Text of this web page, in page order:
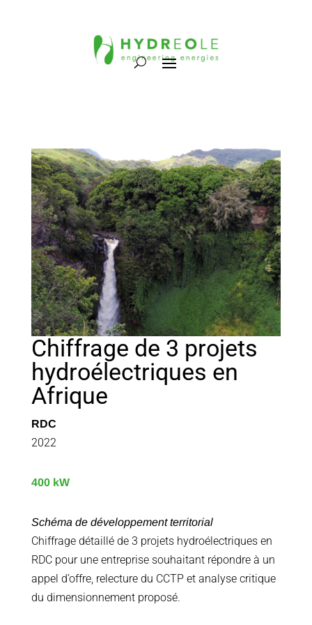
Chiffrage de 3 projets
hydroélectriques en
Afrique
RDC
2022
400 kW
Schéma de développement territorial
Chiffrage détaillé de 3 projets hydroélectriques en
RDC pour une entreprise souhaitant répondre à un
appel d’offre, relecture du CCTP et analyse critique
du dimensionnement proposé.